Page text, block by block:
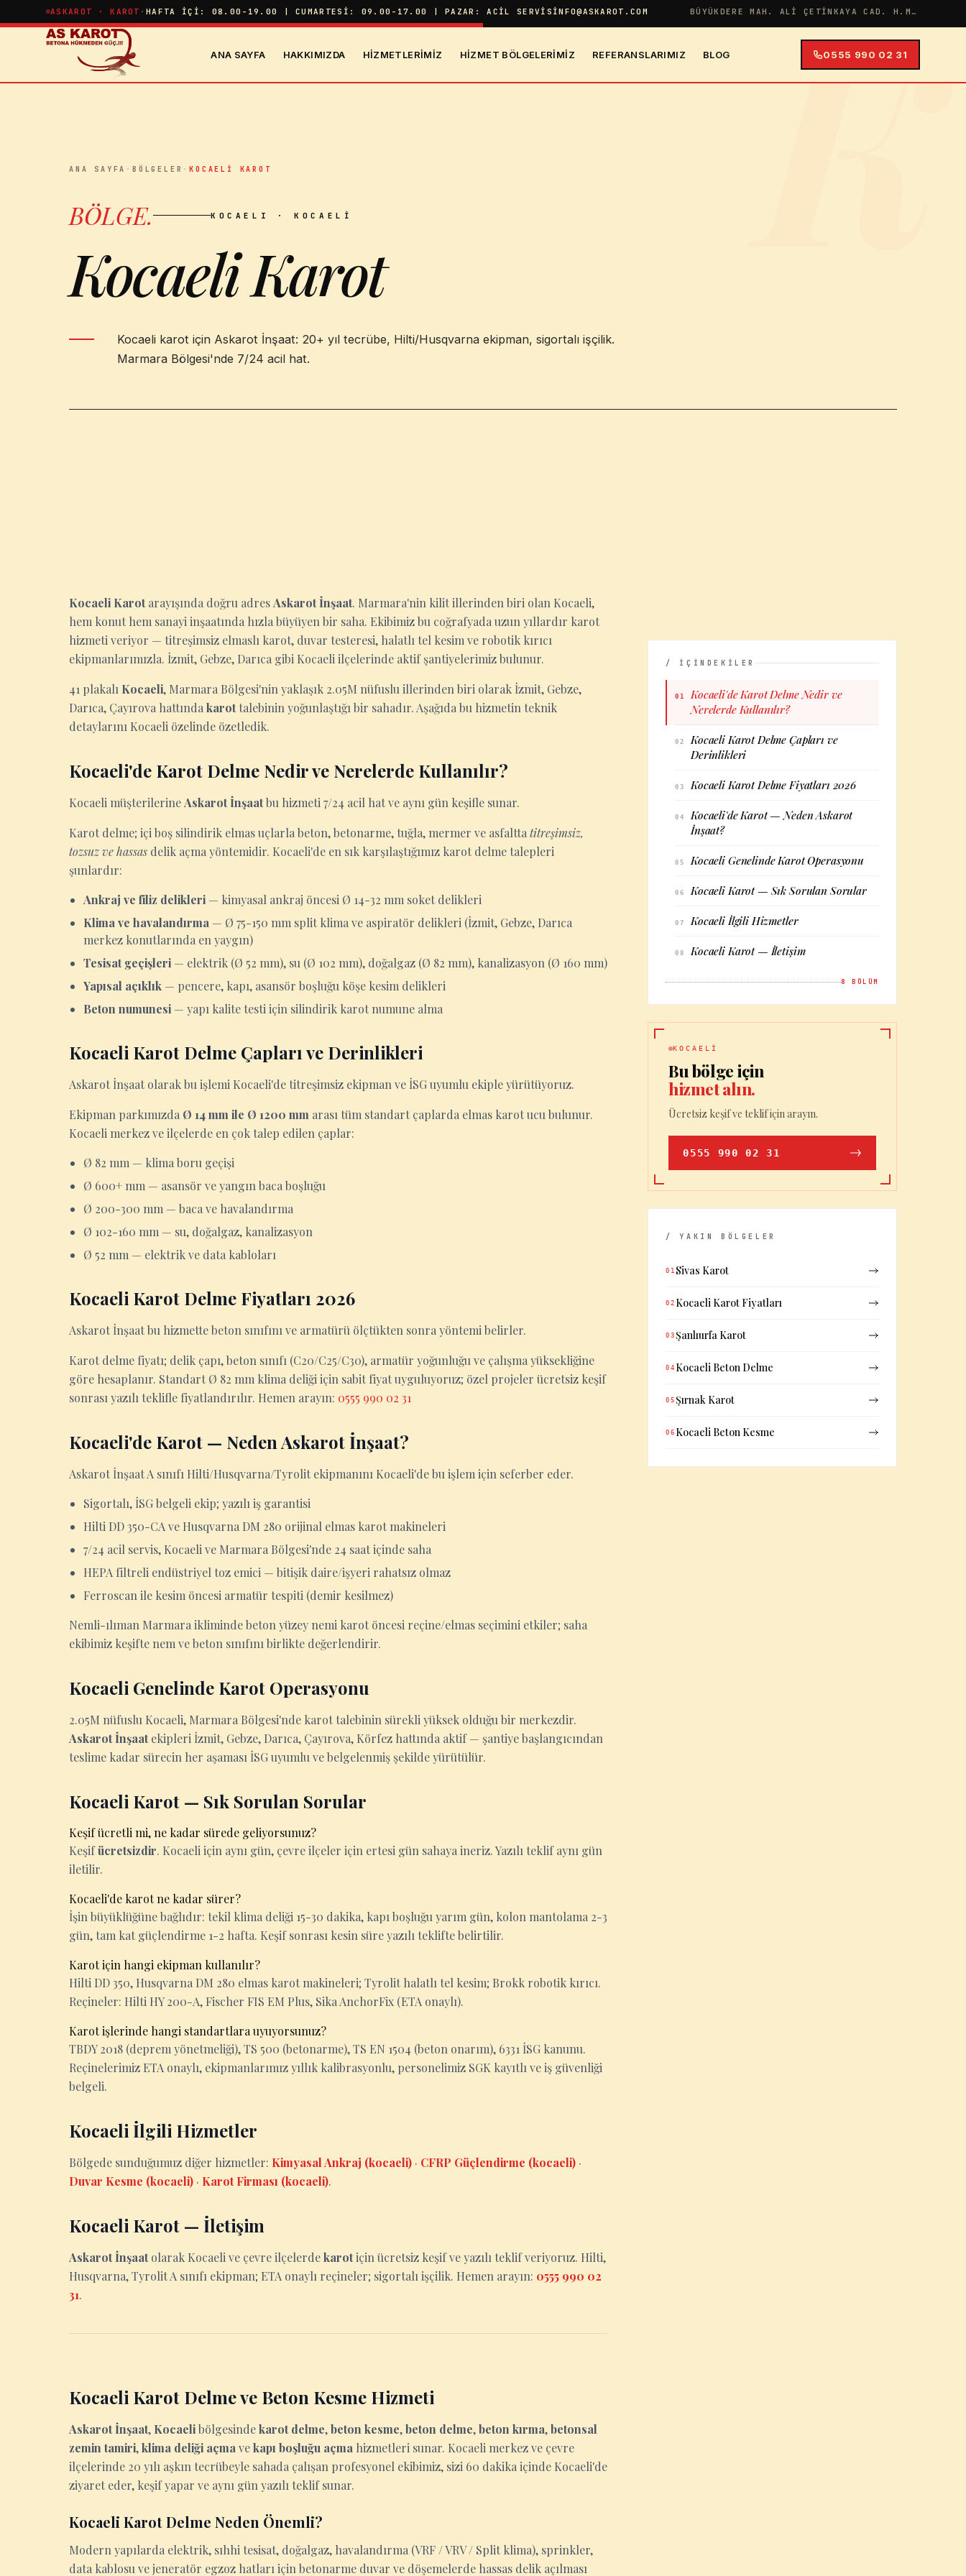
İçeriğe atlaASKAROT · KAROT ·HAFTA İÇI: 08.00-19.00 | CUMARTESI: 09.00-17.00 | PAZAR: ACIL SERVIS INFO@ASKAROT.COM BÜYÜKDERE MAH. ALI ÇETINKAYA CAD. H.MERYEM APT NO:38 İÇ KAPI NO:4
ANA SAYFA HAKKIMIZDA HIZMETLERIMIZ HIZMET BÖLGELERIMIZ REFERANSLARIMIZ BLOG 0555 990 02 31
K
ANA SAYFA ·BÖLGELER ·KOCAELI KAROT
BÖLGE. KOCAELI · KOCAELI
Kocaeli Karot
Kocaeli karot için Askarot İnşaat: 20+ yıl tecrübe, Hilti/Husqvarna ekipman, sigortalı işçilik.
Marmara Bölgesi'nde 7/24 acil hat.
Kocaeli Karotarayışında doğru adresAskarot İnşaat. Marmara'nin kilit illerinden biri olan Kocaeli,
hem konut hem sanayi inşaatında hızla büyüyen bir saha. Ekibimiz bu coğrafyada uzun yıllardır karot
hizmeti veriyor — titreşimsiz elmaslı karot, duvar testeresi, halatlı tel kesim ve robotik kırıcı
ekipmanlarımızla. İzmit, Gebze, Darıca gibi Kocaeli ilçelerinde aktif şantiyelerimiz bulunur.
41 plakalı Kocaeli, Marmara Bölgesi'nin yaklaşık 2.05M nüfuslu illerinden biri olarak İzmit, Gebze,
Darıca, Çayırova hattında karottalebinin yoğunlaştığı bir sahadır. Aşağıda bu hizmetin teknik
detaylarını Kocaeli özelinde özetledik.
Kocaeli'de Karot Delme Nedir ve Nerelerde Kullanılır?
Kocaeli müşterilerineAskarot İnşaatbu hizmeti 7/24 acil hat ve aynı gün keşifle sunar.
Karot delme; içi boş silindirik elmas uçlarla beton, betonarme, tuğla, mermer ve asfaltta titreşimsiz,
tozsuz ve hassas delik açma yöntemidir. Kocaeli'de en sık karşılaştığımız karot delme talepleri
şunlardır:
Ankraj ve filiz delikleri — kimyasal ankraj öncesi Ø 14-32 mm soket delikleri
Klima ve havalandırma — Ø 75-150 mm split klima ve aspiratör delikleri (İzmit, Gebze, Darıca
merkez konutlarında en yaygın)
Tesisat geçişleri — elektrik (Ø 52 mm), su (Ø 102 mm), doğalgaz (Ø 82 mm), kanalizasyon (Ø 160 mm)
Yapısal açıklık — pencere, kapı, asansör boşluğu köşe kesim delikleri
Beton numunesi — yapı kalite testi için silindirik karot numune alma
Kocaeli Karot Delme Çapları ve Derinlikleri
Askarot İnşaat olarak bu işlemi Kocaeli'de titreşimsiz ekipman ve İSG uyumlu ekiple yürütüyoruz.
Ekipman parkımızda Ø 14 mm ile Ø 1200 mm arası tüm standart çaplarda elmas karot ucu bulunur.
Kocaeli merkez ve ilçelerde en çok talep edilen çaplar:
Ø 82 mm — klima boru geçişi
Ø 600+ mm — asansör ve yangın baca boşluğu
Ø 200-300 mm — baca ve havalandırma
Ø 102-160 mm — su, doğalgaz, kanalizasyon
Ø 52 mm — elektrik ve data kabloları
Kocaeli Karot Delme Fiyatları 2026
Askarot İnşaat bu hizmette beton sınıfını ve armatürü ölçtükten sonra yöntemi belirler.
Karot delme fiyatı; delik çapı, beton sınıfı (C20/C25/C30), armatür yoğunluğu ve çalışma yüksekliğine
göre hesaplanır. Standart Ø 82 mm klima deliği için sabit fiyat uyguluyoruz; özel projeler ücretsiz keşif
sonrası yazılı teklifle fiyatlandırılır. Hemen arayın: 0555 990 02 31
Kocaeli'de Karot — Neden Askarot İnşaat?
Askarot İnşaat A sınıfı Hilti/Husqvarna/Tyrolit ekipmanını Kocaeli'de bu işlem için seferber eder.
Sigortalı, İSG belgeli ekip; yazılı iş garantisi
Hilti DD 350-CA ve Husqvarna DM 280 orijinal elmas karot makineleri
7/24 acil servis, Kocaeli ve Marmara Bölgesi'nde 24 saat içinde saha
HEPA filtreli endüstriyel toz emici — bitişik daire/işyeri rahatsız olmaz
Ferroscan ile kesim öncesi armatür tespiti (demir kesilmez)
Nemli-ılıman Marmara ikliminde beton yüzey nemi karot öncesi reçine/elmas seçimini etkiler; saha
ekibimiz keşifte nem ve beton sınıfını birlikte değerlendirir.
Kocaeli Genelinde Karot Operasyonu
2.05M nüfuslu Kocaeli, Marmara Bölgesi'nde karot talebinin sürekli yüksek olduğu bir merkezdir.
Askarot İnşaatekipleri İzmit, Gebze, Darıca, Çayırova, Körfez hattında aktif — şantiye başlangıcından
teslime kadar sürecin her aşaması İSG uyumlu ve belgelenmiş şekilde yürütülür.
Kocaeli Karot — Sık Sorulan Sorular
Keşif ücretli mi, ne kadar sürede geliyorsunuz?
Keşifücretsizdir. Kocaeli için aynı gün, çevre ilçeler için ertesi gün sahaya ineriz. Yazılı teklif aynı gün
iletilir.
Kocaeli'de karot ne kadar sürer?
İşin büyüklüğüne bağlıdır: tekil klima deliği 15-30 dakika, kapı boşluğu yarım gün, kolon mantolama 2-3
gün, tam kat güçlendirme 1-2 hafta. Keşif sonrası kesin süre yazılı teklifte belirtilir.
Karot için hangi ekipman kullanılır?
Hilti DD 350, Husqvarna DM 280 elmas karot makineleri; Tyrolit halatlı tel kesim; Brokk robotik kırıcı.
Reçineler: Hilti HY 200-A, Fischer FIS EM Plus, Sika AnchorFix (ETA onaylı).
Karot işlerinde hangi standartlara uyuyorsunuz?
TBDY 2018 (deprem yönetmeliği), TS 500 (betonarme), TS EN 1504 (beton onarım), 6331 İSG kanunu.
Reçinelerimiz ETA onaylı, ekipmanlarımız yıllık kalibrasyonlu, personelimiz SGK kayıtlı ve iş güvenliği
belgeli.
Kocaeli İlgili Hizmetler
Bölgede sunduğumuz diğer hizmetler: Kimyasal Ankraj (kocaeli) · CFRP Güçlendirme (kocaeli) ·
Duvar Kesme (kocaeli) · Karot Firması (kocaeli).
Kocaeli Karot — İletişim
Askarot İnşaatolarak Kocaeli ve çevre ilçelerdekarotiçin ücretsiz keşif ve yazılı teklif veriyoruz. Hilti,
Husqvarna, Tyrolit A sınıfı ekipman; ETA onaylı reçineler; sigortalı işçilik. Hemen arayın: 0555 990 02
31.
Kocaeli Karot Delme ve Beton Kesme Hizmeti
Askarot İnşaat, Kocaelibölgesindekarot delme,beton kesme,beton delme,beton kırma,betonsal
zemin tamiri,klima deliği açma vekapı boşluğu açma hizmetleri sunar. Kocaeli merkez ve çevre
ilçelerinde 20 yılı aşkın tecrübeyle sahada çalışan profesyonel ekibimiz, sizi 60 dakika içinde Kocaeli'de
ziyaret eder, keşif yapar ve aynı gün yazılı teklif sunar.
Kocaeli Karot Delme Neden Önemli?
Modern yapılarda elektrik, sıhhi tesisat, doğalgaz, havalandırma (VRF / VRV / Split klima), sprinkler,
data kablosu ve jeneratör egzoz hatları için betonarme duvar ve döşemelerde hassas delik açılması
/ İÇİNDEKİLER
01
Kocaeli'de Karot Delme Nedir ve
Nerelerde Kullanılır?
02
Kocaeli Karot Delme Çapları ve
Derinlikleri
03 Kocaeli Karot Delme Fiyatları 2026
04
Kocaeli'de Karot — Neden Askarot
İnşaat?
05 Kocaeli Genelinde Karot Operasyonu
06 Kocaeli Karot — Sık Sorulan Sorular
07 Kocaeli İlgili Hizmetler
08 Kocaeli Karot — İletişim
8 BÖLÜM
KOCAELI
Bu bölge için
hizmet alın.
Ücretsiz keşif ve teklif için arayın.
0555 990 02 31
/ YAKIN BÖLGELER
01 Sivas Karot
02 Kocaeli Karot Fiyatları
03 Şanlıurfa Karot
04 Kocaeli Beton Delme
05 Şırnak Karot
06 Kocaeli Beton Kesme